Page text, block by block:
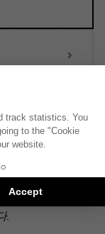
착된 차량을
성 요소의 위
.